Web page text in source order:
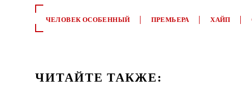
ЧЕЛОВЕК ОСОБЕННЫЙ ПРЕМЬЕРА ХАЙП
ЧИТАЙТЕ ТАКЖЕ: